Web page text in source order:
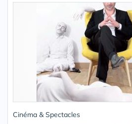
Cinéma & Spectacles